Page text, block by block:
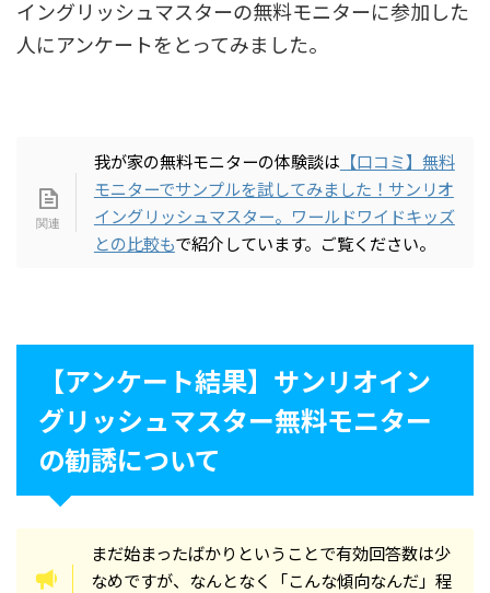
イングリッシュマスターの無料モニターに参加した
人にアンケートをとってみました。
我が家の無料モニターの体験談は 【口コミ】無料
モニターでサンプルを試してみました！サンリオ
イングリッシュマスター。ワールドワイドキッズ
との比較もで紹介しています。ご覧ください。
【アンケート結果】サンリオイン
グリッシュマスター無料モニター
の勧誘について
まだ始まったばかりということで有効回答数は少
なめですが、なんとなく「こんな傾向なんだ」程